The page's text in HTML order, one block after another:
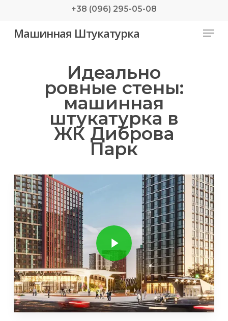
main
+38 (096) 295-05-08
Машинная Штукатурка Menu
Идеально
ровные стены:
машинная
штукатурка в
ЖК Диброва
Парк
Play Video
Play Video